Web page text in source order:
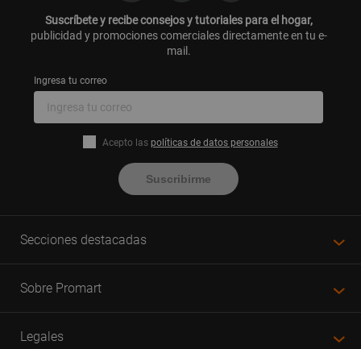
Suscríbete y recibe consejos y tutoriales para el hogar,
publicidad y promociones comerciales directamente en tu e-
mail.
Ingresa tu correo
Acepto las políticas de datos personales
Suscribirme
Secciones destacadas
Sobre Promart
Legales